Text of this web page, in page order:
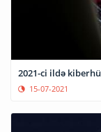
2021-ci ildə
15-07-2021